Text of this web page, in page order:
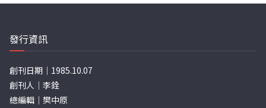
發行資訊
創刊日期｜1985.10.07
創刊人｜李銓
總編輯｜樊中原